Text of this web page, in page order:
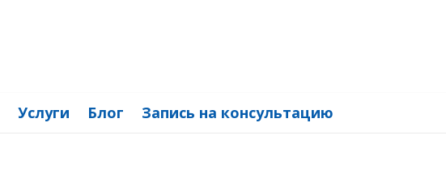
Услуги Блог Запись на консультацию